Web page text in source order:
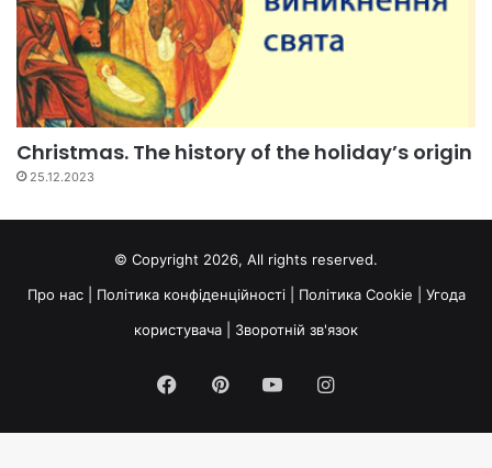
Christmas. The history of the holiday’s origin
25.12.2023
© Copyright 2026, All rights reserved.
Про нас
Політика конфіденційності Політика Cookie
Угода
користувача
Зворотній зв'язок
Facebook
PinterestYouTubeInstagram